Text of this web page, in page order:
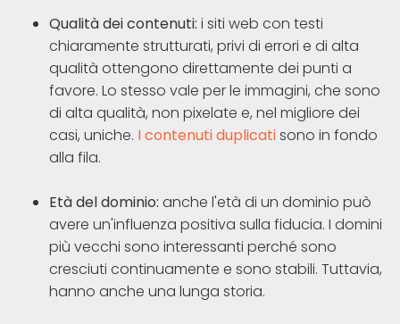
Qualità dei contenuti: i siti web con testi
chiaramente strutturati, privi di errori e di alta
qualità ottengono direttamente dei punti a
favore. Lo stesso vale per le immagini, che sono
di alta qualità, non pixelate e, nel migliore dei
casi, uniche. I contenuti duplicatisono in fondo
alla fila.
Età del dominio: anche l'età di un dominio può
avere un'influenza positiva sulla fiducia. I domini
più vecchi sono interessanti perché sono
cresciuti continuamente e sono stabili. Tuttavia,
hanno anche una lunga storia.